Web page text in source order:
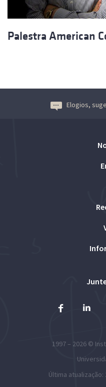
Palestra American
Elogios,
1997 – 2026 ©
Última atualização: